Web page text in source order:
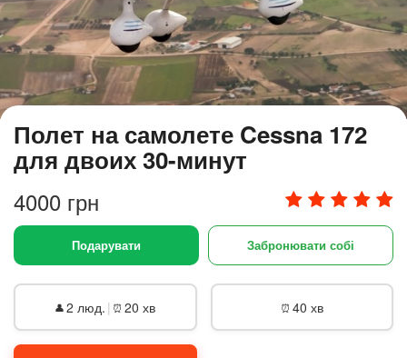
Полет на самолете Cessna 172
для двоих 30-минут
4000 грн
Подарувати Забронювати собі
👤 2 люд. | ⏰ 20 хв ⏰ 40 хв